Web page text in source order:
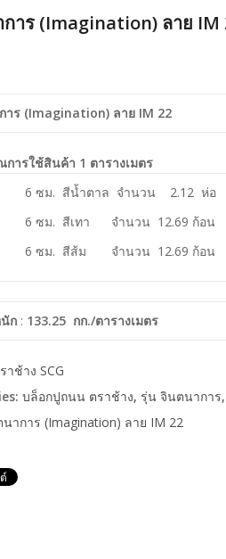
าร (Imagination) ลาย IM
าร (Imagination) ลาย IM 22
ารใช้สินค้า 1 ตารางเมตร
ซม. สีน้ำตาล จำนวน 2.12 ห่อ
6 ซม. สีเทา จำนวน 12.69 ก้อน
6 ซม. สีส้ม จำนวน 12.69 ก้อน
ก: 133.25 กก./ตารางเมตร
าช้าง SCG
บล็อกปูถนน ตราช้าง, รุ่น จินตนาการ,
าการ (Imagination) ลาย IM 22
.
.
23.3x300x1.8 ซม. สี
พร้อม ขนาด
รองพื้น
ไม้เชิงชาย เอสซีจี
ขนาด 15x300x1.6 ซม.
ไม้เชิงชาย เอสซีจี
ขนาด 20x400x1.6 ซม.